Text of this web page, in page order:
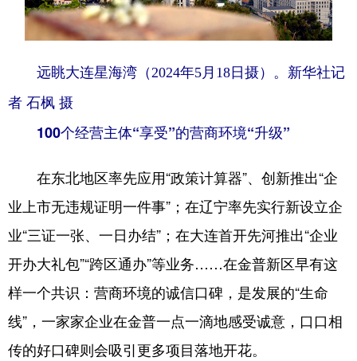
远眺大连星海湾（2024年5月18日摄）。新华社记
者 石枫 摄
100个经营主体“享受”的营商环境“升级”
在东北地区率先应用“政策计算器”、创新推出“企
业上市无违规证明一件事”；在辽宁率先实行新设立企
业“三证一张、一日办结”；在大连首开先河推出“企业
开办大礼包”“跨区通办”等业务……在金普新区早有这
样一个共识：营商环境的诚信口碑，是发展的“生命
线”，一家家企业在金普一点一滴地感受诚意，口口相
传的好口碑则会吸引更多项目落地开花。